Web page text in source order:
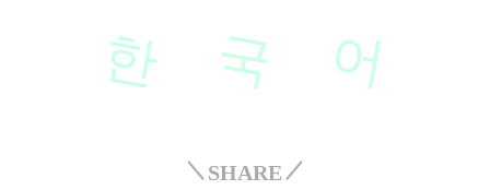
한 국 어
SHARE